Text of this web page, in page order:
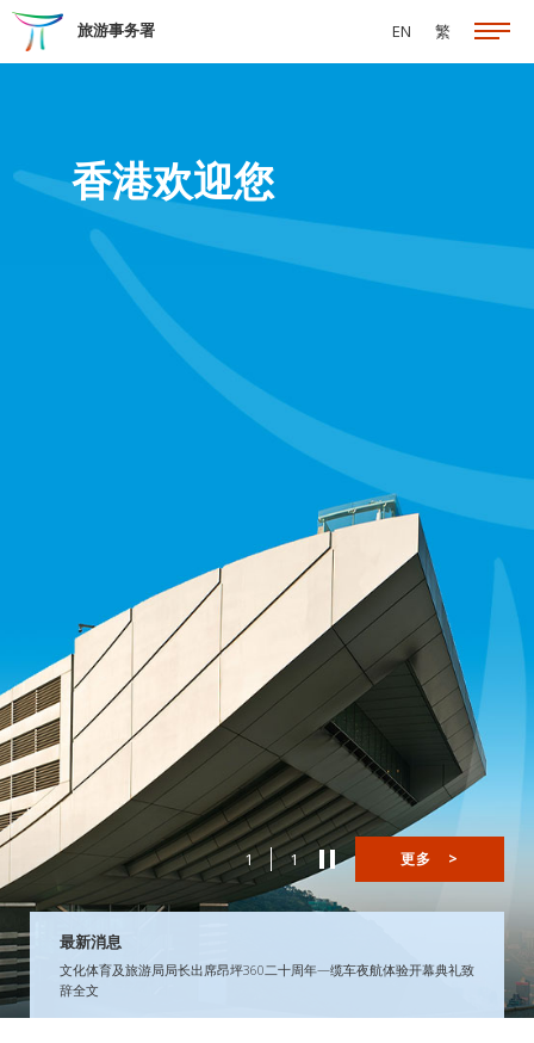
跳至主要内容
旅游事务署 EN 繁
香港欢迎您
1 1 更多 >
最新消息
文化体育及旅游局局长出席昂坪360二十周年—缆车夜航体验开幕典礼致
辞全文